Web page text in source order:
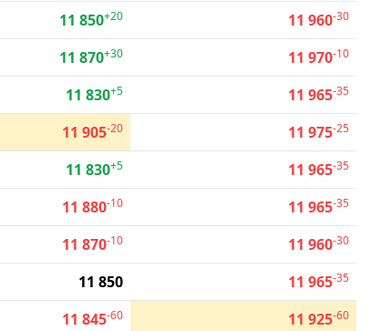
11 850+20 11 960-30
11 870+30 11 970-10
11 830+5 11 965-35
11 905-20 11 975-25
11 830+5 11 965-35
11 880-10 11 965-35
11 870-10 11 960-30
11 850 11 965-35
11 845-60 11 925-60